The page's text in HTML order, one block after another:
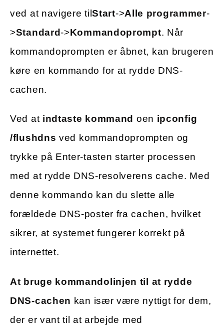
ved at navigere tilStart->Alle programmer-
>Standard->Kommandoprompt. Når
kommandoprompten er åbnet, kan brugeren
køre en kommando for at rydde DNS-
cachen.
Ved at indtaste kommand oen ipconfig
/flushdns ved kommandoprompten og
trykke på Enter-tasten starter processen
med at rydde DNS-resolverens cache. Med
denne kommando kan du slette alle
forældede DNS-poster fra cachen, hvilket
sikrer, at systemet fungerer korrekt på
internettet.
At bruge kommandolinjen til at rydde
DNS-cachen kan især være nyttigt for dem,
der er vant til at arbejde med